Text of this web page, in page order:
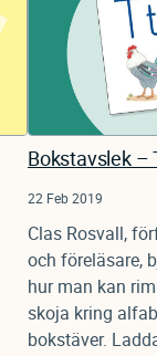
Bokstavslek –
22 Feb 2019
Clas Rosvall,
och föreläsare,
hur man kan
skoja kring
bokstäver.